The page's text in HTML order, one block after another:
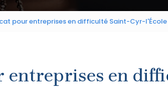
pour entreprises en difficulté Saint-Cyr-l'École
entreprises en